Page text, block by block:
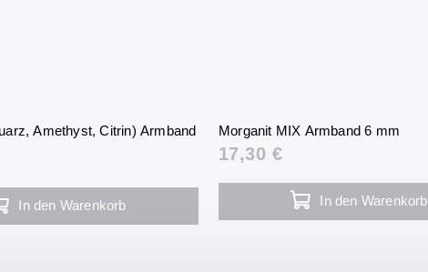
Amethyst, Citrin) Armband
In den Warenkorb
Morganit MIX Armband 6 mm
17,30 €
In den Warenkorb